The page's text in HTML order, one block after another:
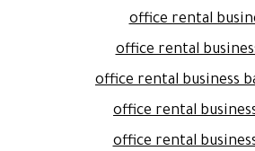
office rental
office rental
office rental business
office rental
office rental